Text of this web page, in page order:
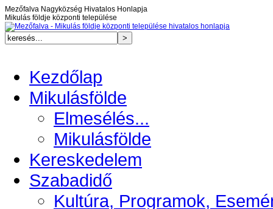
Mezőfalva Nagyközség Hivatalos Honlapja
Mikulás földje központi települése
Kezdőlap
Mikulásfölde
Elmesélés...
Mikulásfölde
Kereskedelem
Szabadidő
Kultúra, Programok,